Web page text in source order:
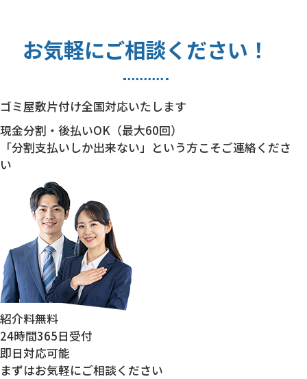
お気軽にご相談ください！
ゴミ屋敷片付け全国対応いたします
現金分割・後払いOK（最大60回）
「分割支払いしか出来ない」という方こそご連絡くださ
い
紹介料無料
24時間365日受付
即日対応可能
まずはお気軽にご相談ください